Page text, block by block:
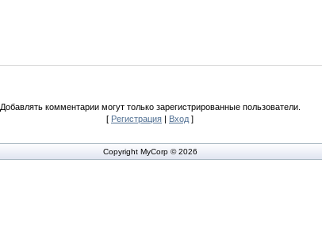
Добавлять комментарии могут только зарегистрированные пользователи.
[ Регистрация | Вход ]
Copyright MyCorp © 2026